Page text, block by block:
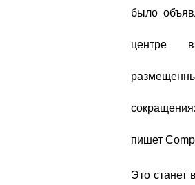
было
центре
пишет
Это станет